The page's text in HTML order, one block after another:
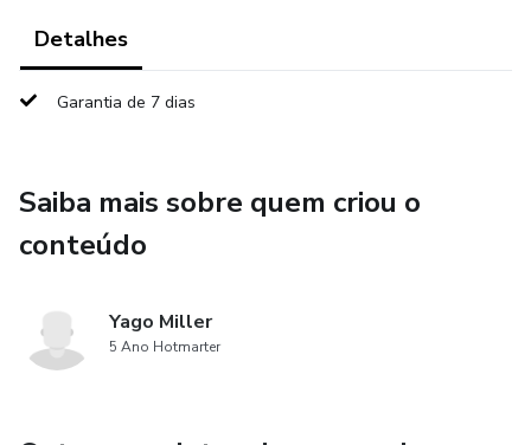
melhor durabilidade e manuseio.
📌 Objetivos da proposta:
✔ Desenvolvimento da empatia
✔ Aprendizagem lúdica e divertida
Detalhes
Garantia de 7 dias
Saiba mais sobre quem criou o
conteúdo
Yago Miller
5 Ano Hotmarter